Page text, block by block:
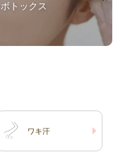
ボトックス
ボトックスのご予約につい
て 額・眉間・目尻・目の
WEB、もしくはLINEから
のご予約が可能です。
顎・バニ […]
ワキ汗